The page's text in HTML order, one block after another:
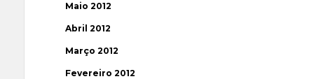
Maio 2012
Abril 2012
Março 2012
Fevereiro 2012